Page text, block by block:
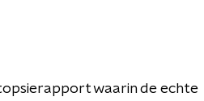
waarin de echte